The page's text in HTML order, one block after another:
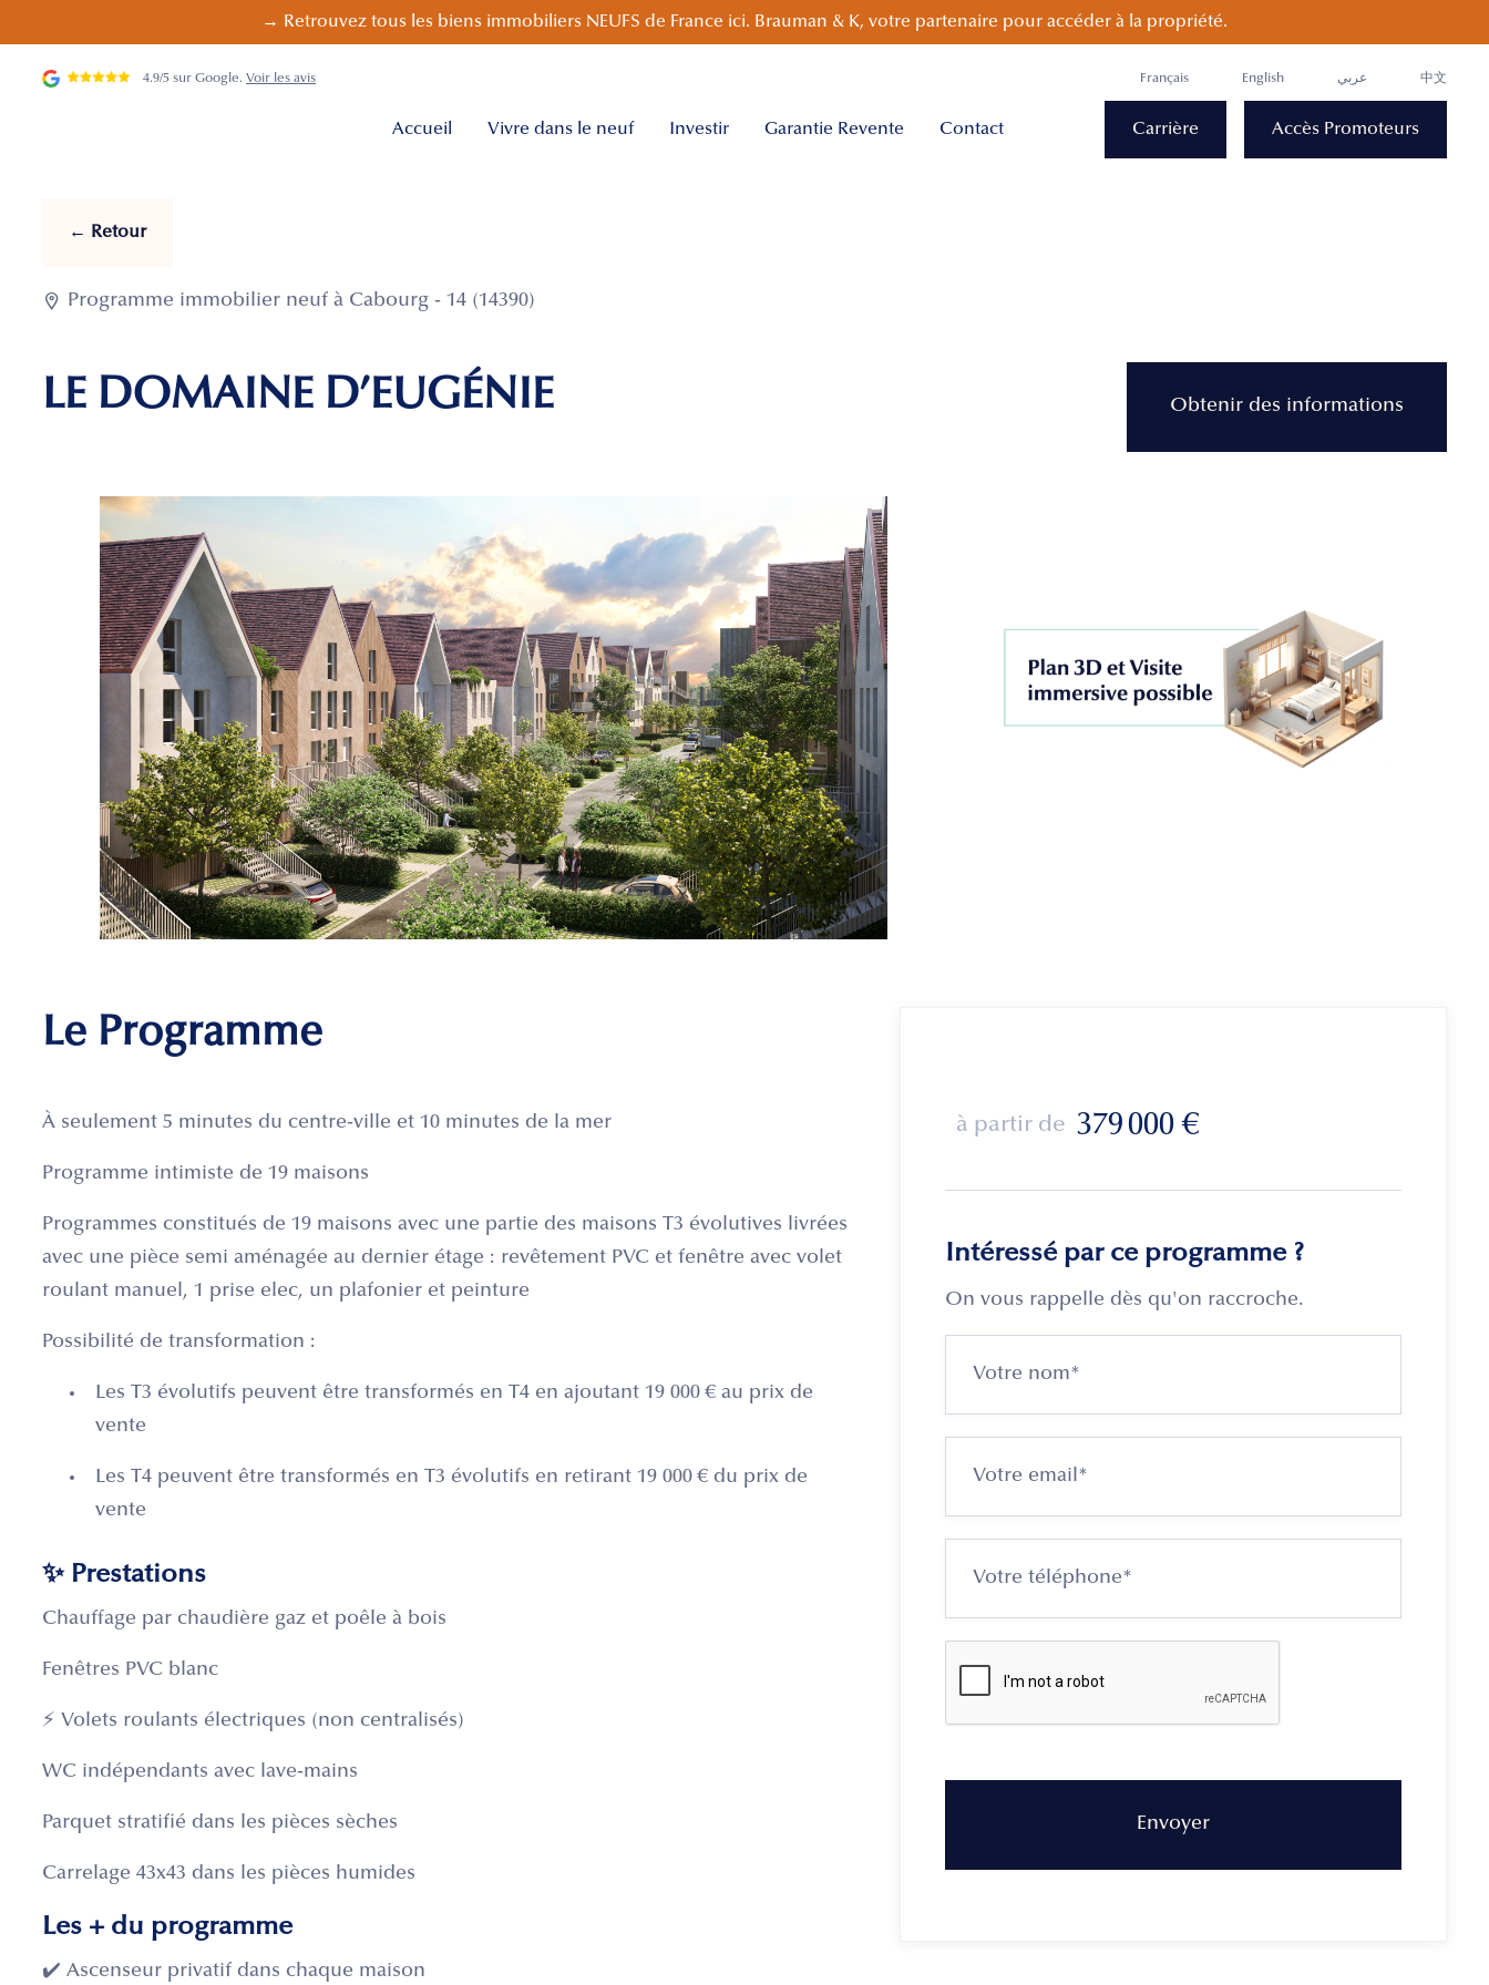
→ Retrouvez tous les biens immobiliers NEUFS de France ici. Brauman & K, votre partenaire pour accéder à la propriété.
4.9/5 sur Google. Voir les avis Français English عربي 中文
Accueil Vivre dans le neuf Investir Garantie Revente Contact Carrière Accès Promoteurs
← Retour
 Programme immobilier neuf à Cabourg - 14 (14390)
LE DOMAINE D’EUGÉNIE Obtenir des informations
Le Programme
À seulement 5 minutes du centre-ville et 10 minutes de la mer
Programme intimiste de 19 maisons
Programmes constitués de 19 maisons avec une partie des maisons T3 évolutives livrées
avec une pièce semi aménagée au dernier étage : revêtement PVC et fenêtre avec volet
roulant manuel, 1 prise elec, un plafonier et peinture
Possibilité de transformation :
Les T3 évolutifs peuvent être transformés en T4 en ajoutant 19 000 € au prix de
vente
Les T4 peuvent être transformés en T3 évolutifs en retirant 19 000 € du prix de
vente
✨ Prestations
Chauffage par chaudière gaz et poêle à bois
Fenêtres PVC blanc
⚡ Volets roulants électriques (non centralisés)
WC indépendants avec lave-mains
Parquet stratifié dans les pièces sèches
Carrelage 43x43 dans les pièces humides
Les + du programme
✔️ Ascenseur privatif dans chaque maison
à partir de 379 000 €
Intéressé par ce programme ?
On vous rappelle dès qu'on raccroche.